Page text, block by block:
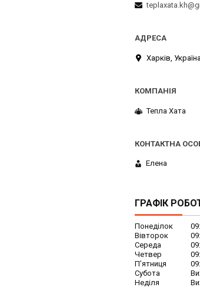
Харків, Україна
Тепла Хата
Елена
ГРАФІК
Понеділок
Вівторок
Середа
Четвер
Пʼятниця
Субота
Неділя